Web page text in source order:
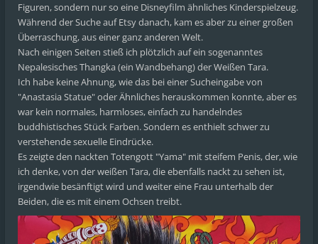
Figuren, sondern nur so eine Disneyfilm ähnliches Kinderspielzeug.
Während der Suche auf Etsy danach, kam es aber zu einer großen
Überraschung, aus einer ganz anderen Welt.
Nach einigen Seiten stieß ich plötzlich auf ein sogenanntes
Nepalesisches Thangka (ein Wandbehang) der Weißen Tara.
Ich habe keine Ahnung, wie das bei einer Sucheingabe von
"Anastasia Statue" oder Ähnliches herauskommen konnte, aber es
war kein normales, harmloses, einfach zu handelndes
buddhistisches Stück Farben. Sondern es enthielt schwer zu
verstehende sexuelle Eindrücke.
Es zeigte den nackten Totengott "Yama" mit steifem Penis, der, wie
ich denke, von der weißen Tara, die ebenfalls nackt zu sehen ist,
irgendwie besänftigt wird und weiter eine Frau unterhalb der
Beiden, die es mit einem Ochsen treibt.